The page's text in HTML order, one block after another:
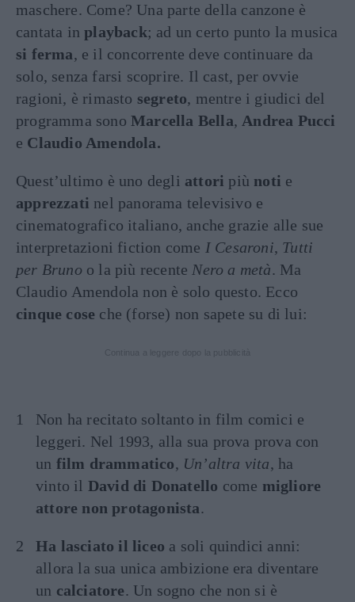
maschere. Come? Una parte della canzone è
cantata inplayback; ad un certo punto la musica
si ferma, e il concorrente deve continuare da
solo, senza farsi scoprire. Il cast, per ovvie
ragioni, è rimasto segreto, mentre i giudici del
programma sono Marcella Bella, Andrea Pucci
e Claudio Amendola.
Quest’ultimo è uno degli attori più noti e
apprezzati nel panorama televisivo e
cinematografico italiano, anche grazie alle sue
interpretazioni fiction come I Cesaroni, Tutti
per Bruno o la più recente Nero a metà. Ma
Claudio Amendola non è solo questo. Ecco
cinque cose che (forse) non sapete su di lui:
Non ha recitato soltanto in film comici e
leggeri. Nel 1993, alla sua prova prova con
un film drammatico, Un’altra vita, ha
vinto il David di Donatello come migliore
attore non protagonista.
Ha lasciato il liceo a soli quindici anni:
allora la sua unica ambizione era diventare
un calciatore. Un sogno che non si è